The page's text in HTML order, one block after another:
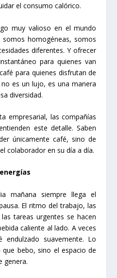
el consumo calórico.
muy valioso en el mundo
homogéneas, somos
diferentes. Y ofrecer
para quienes van
para quienes disfrutan de
es un lujo, es una manera
diversidad.
empresarial, las compañías
este detalle. Saben
únicamente café, sino de
colaborador en su día a día.
mañana siempre llega el
El ritmo del trabajo, las
tareas urgentes se hacen
caliente al lado. A veces
suavemente. Lo
bebo, sino el espacio de
genera.